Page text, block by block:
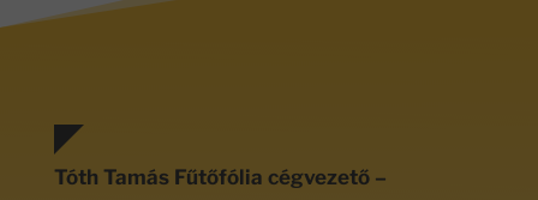
Tóth Tamás Fűtőfólia cégvezető –